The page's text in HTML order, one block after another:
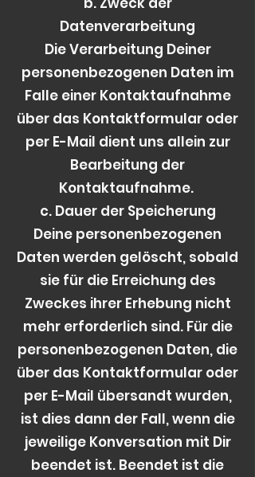
Datenverarbeitung
Die Verarbeitung Deiner
personenbezogenen Daten im
Falle einer Kontaktaufnahme
über das Kontaktformular oder
per E-Mail dient uns allein zur
Bearbeitung der
Kontaktaufnahme.
c. Dauer der Speicherung
Deine personenbezogenen
Daten werden gelöscht, sobald
sie für die Erreichung des
Zweckes ihrer Erhebung nicht
mehr erforderlich sind. Für die
personenbezogenen Daten, die
über das Kontaktformular oder
per E-Mail übersandt wurden,
ist dies dann der Fall, wenn die
jeweilige Konversation mit Dir
beendet ist. Beendet ist die